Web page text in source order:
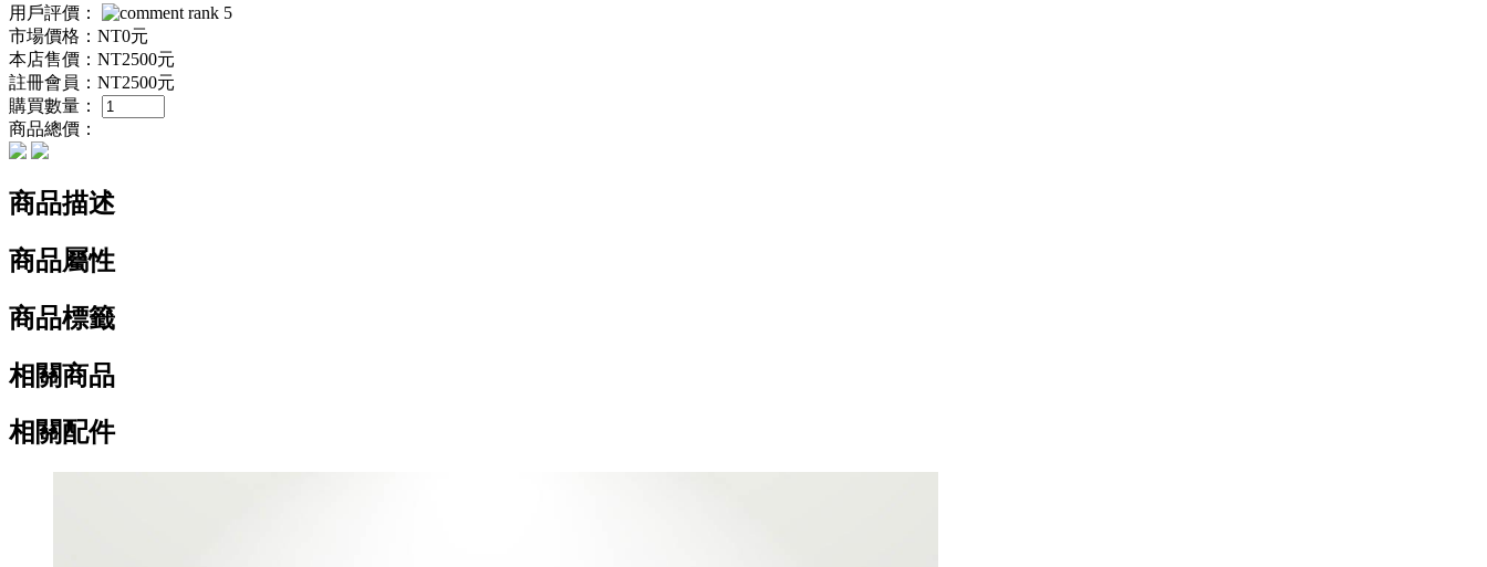
用戶評價：
市場價格： NT0元
本店售價： NT2500元
註冊會員： NT2500元
購買數量：
商品總價：
商品描述
商品屬性
商品標籤
相關商品
相關配件